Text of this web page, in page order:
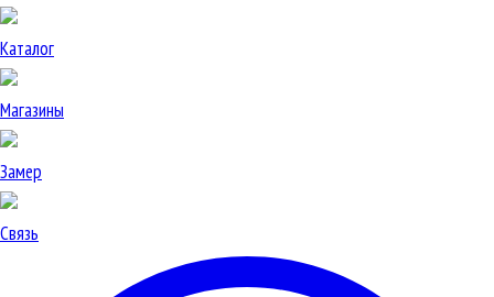
Каталог
Магазины
Замер
Связь